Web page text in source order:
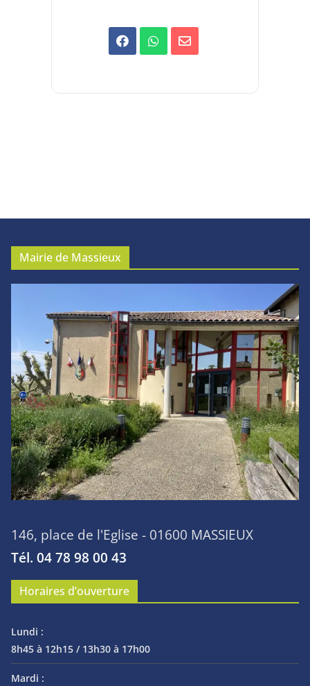
Mairie de Massieux
146, place de l'Eglise - 01600 MASSIEUX
Tél. 04 78 98 00 43
Horaires d’ouverture
Lundi :
8h45 à 12h15 / 13h30 à 17h00
Mardi :